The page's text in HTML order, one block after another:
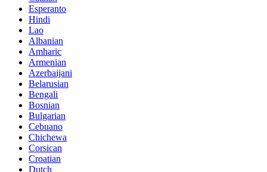
Esperanto
Hindi
Lao
Albanian
Amharic
Armenian
Azerbaijani
Belarusian
Bengali
Bosnian
Bulgarian
Cebuano
Chichewa
Corsican
Croatian
Dutch